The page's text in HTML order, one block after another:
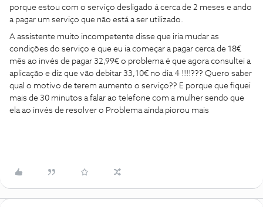
porque estou com o serviço desligado á cerca de 2 meses e ando
a pagar um serviço que não está a ser utilizado.
A assistente muito incompetente disse que iria mudar as
condições do serviço e que eu ia começar a pagar cerca de 18€
mês ao invés de pagar 32,99€ o problema é que agora consultei a
aplicação e diz que vão debitar 33,10€ no dia 4 !!!!??? Quero saber
qual o motivo de terem aumento o serviço?? E porque que fiquei
mais de 30 minutos a falar ao telefone com a mulher sendo que
ela ao invés de resolver o Problema ainda piorou mais